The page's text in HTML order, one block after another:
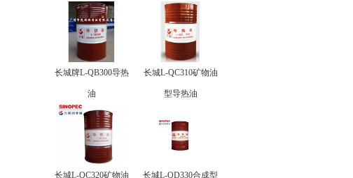
长城牌L-QB300导热
油
长城L-QC310矿物油
型导热油
长城L-QC320矿物油 长城L-QD330合成型